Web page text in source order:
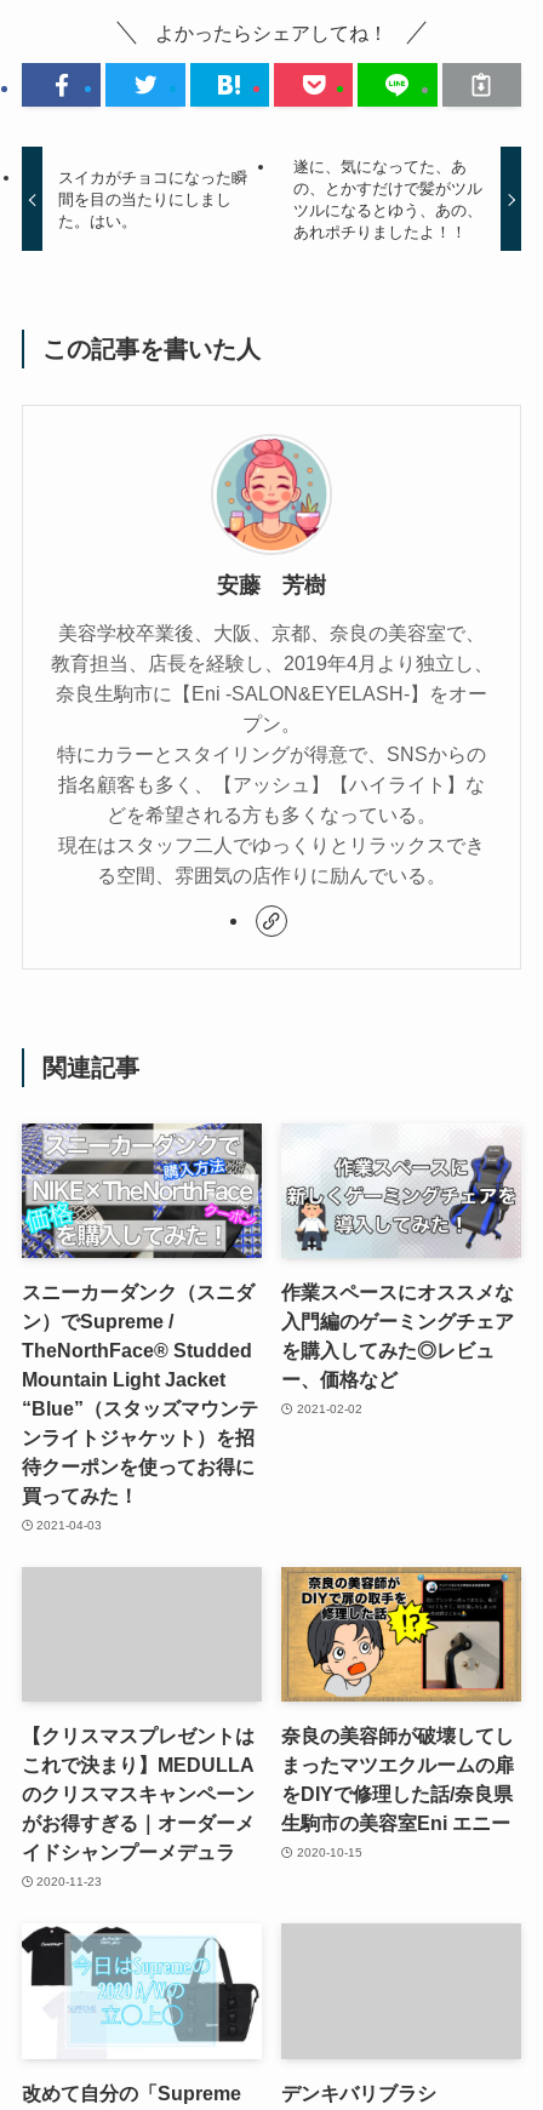
よかったらシェアしてね！
スイカがチョコになった瞬
間を目の当たりにしまし
た。はい。
遂に、気になってた、あ
の、とかすだけで髪がツル
ツルになるとゆう、あの、
あれポチりましたよ！！
この記事を書いた人
安藤 芳樹
美容学校卒業後、大阪、京都、奈良の美容室で、
教育担当、店長を経験し、2019年4月より独立し、
奈良生駒市に【Eni -SALON&EYELASH-】をオー
プン。
特にカラーとスタイリングが得意で、SNSからの
指名顧客も多く、【アッシュ】【ハイライト】な
どを希望される方も多くなっている。
現在はスタッフ二人でゆっくりとリラックスでき
る空間、雰囲気の店作りに励んでいる。
関連記事
スニーカーダンク（スニダ
ン）でSupreme /
TheNorthFace® Studded
Mountain Light Jacket
“Blue”（スタッズマウンテ
ンライトジャケット）を招
待クーポンを使ってお得に
買ってみた！
2021-04-03
作業スペースにオススメな
入門編のゲーミングチェア
を購入してみた◎レビュ
ー、価格など
2021-02-02
【クリスマスプレゼントは
これで決まり】MEDULLA
のクリスマスキャンペーン
がお得すぎる｜オーダーメ
イドシャンプーメデュラ
2020-11-23
奈良の美容師が破壊してし
まったマツエクルームの扉
をDIYで修理した話/奈良県
生駒市の美容室Eni エニー
2020-10-15
改めて自分の「Supreme
デンキバリブラシ